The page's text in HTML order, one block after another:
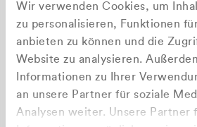
Wir verwenden Cookies, um
zu personalisieren, Funktionen
anbieten zu können und die
Website zu analysieren.
Informationen zu Ihrer
an unsere Partner für soziale
Analysen weiter. Unsere Partner
Apilash